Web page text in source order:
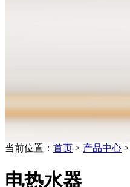
当前位置： 首页 > 产品中心 >
电热水器